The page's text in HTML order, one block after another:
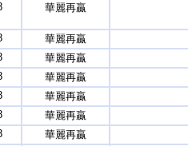
華麗再贏
華麗再贏
華麗再贏
華麗再贏
華麗再贏
華麗再贏
華麗再贏